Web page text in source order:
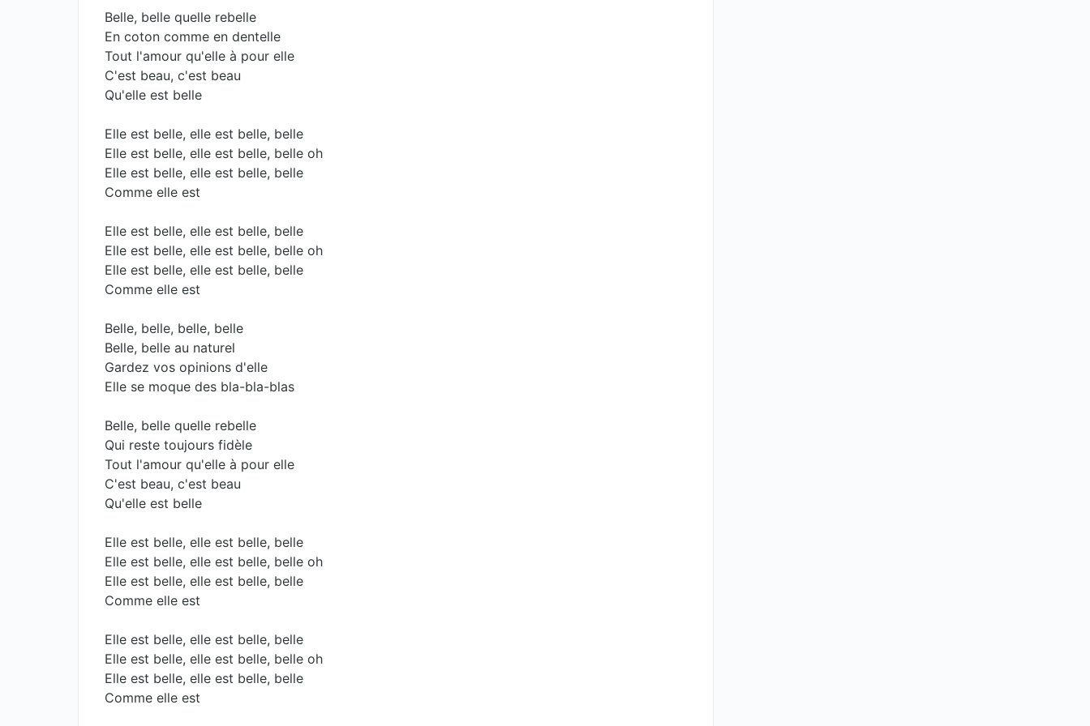
Belle, belle quelle rebelle
En coton comme en dentelle
Tout l'amour qu'elle à pour elle
C'est beau, c'est beau
Qu'elle est belle
Elle est belle, elle est belle, belle
Elle est belle, elle est belle, belle oh
Elle est belle, elle est belle, belle
Comme elle est
Elle est belle, elle est belle, belle
Elle est belle, elle est belle, belle oh
Elle est belle, elle est belle, belle
Comme elle est
Belle, belle, belle, belle
Belle, belle au naturel
Gardez vos opinions d'elle
Elle se moque des bla-bla-blas
Belle, belle quelle rebelle
Qui reste toujours fidèle
Tout l'amour qu'elle à pour elle
C'est beau, c'est beau
Qu'elle est belle
Elle est belle, elle est belle, belle
Elle est belle, elle est belle, belle oh
Elle est belle, elle est belle, belle
Comme elle est
Elle est belle, elle est belle, belle
Elle est belle, elle est belle, belle oh
Elle est belle, elle est belle, belle
Comme elle est